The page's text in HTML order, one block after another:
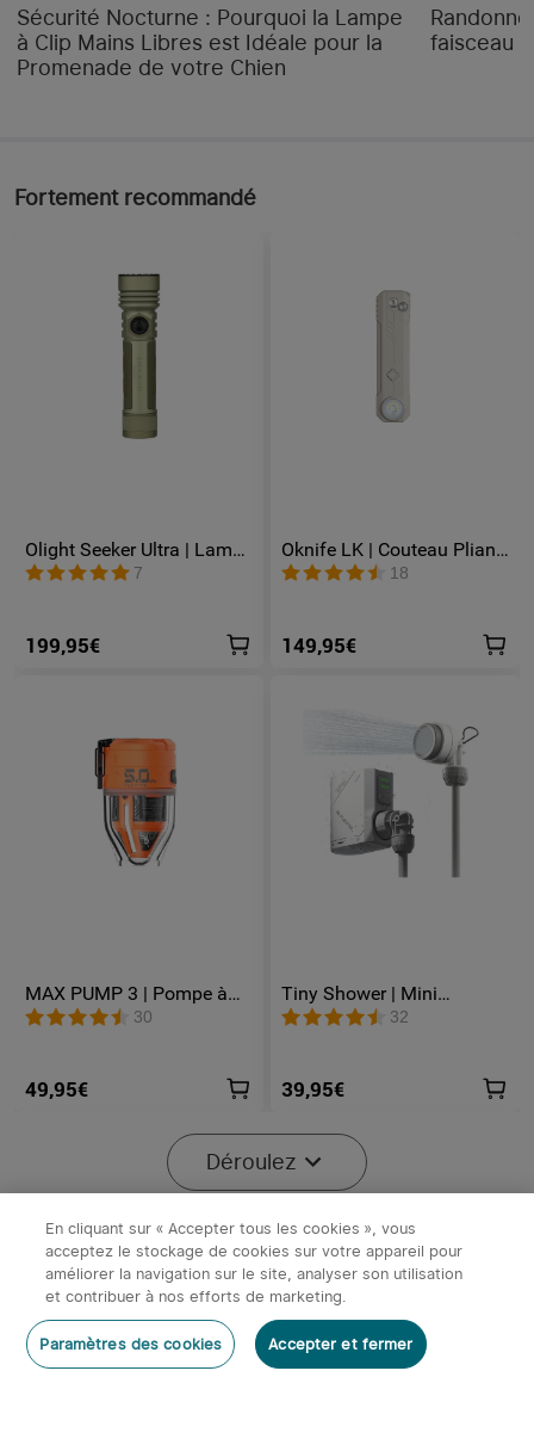
Stock épuisé
Olight Batterie 18650 2600mAh
9,95€
x19,95€
Stock épuisé
Sécurité Nocturne : Pourquoi la Lampe
à Clip Mains Libres est Idéale pour la
Promenade de votre Chien
faisceau
Fortement recommandé
Olight Seeker Ultra | Lampe
Torche Rechargeable Ultra
Puissante 4800 Lumens
7
199,95€
Oknife LK | Couteau Pliant
en Acier M390 avec Lampe
LED Rechargeable 400
18
149,95€
MAX PUMP 3 | Pompe à
air portable 5 kPa Lampe
300 lm Rechargeable USB-
30
49,95€
Tiny Shower | Mini
Douchette électrique
portable pour le camping
32
39,95€
Déroulez
En cliquant sur « Accepter tous les cookies », vous
acceptez le stockage de cookies sur votre appareil pour
améliorer la navigation sur le site, analyser son utilisation
et contribuer à nos efforts de marketing.
Paramètres des cookies Accepter et fermer